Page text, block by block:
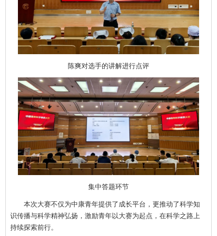
陈爽对选手的讲解进行点评
集中答题环节
本次大赛不仅为中康青年提供了成长平台，更推动了科学知
识传播与科学精神弘扬，激励青年以大赛为起点，在科学之路上
持续探索前行。